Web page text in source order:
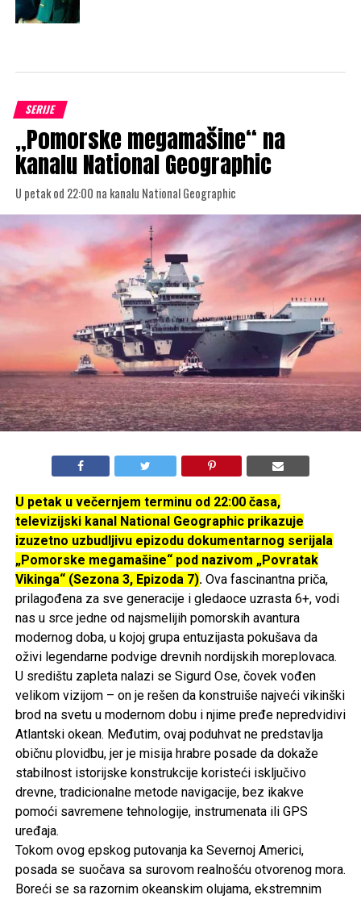
SERIJE
„Pomorske megamašine“ na
kanalu National Geographic
U petak od 22:00 na kanalu National Geographic
U petak u večernjem terminu od 22:00 časa,
televizijski kanal National Geographic prikazuje
izuzetno uzbudljivu epizodu dokumentarnog serijala
„Pomorske megamašine“ pod nazivom „Povratak
Vikinga“ (Sezona 3, Epizoda 7). Ova fascinantna priča,
prilagođena za sve generacije i gledaoce uzrasta 6+, vodi
nas u srce jedne od najsmelijih pomorskih avantura
modernog doba, u kojoj grupa entuzijasta pokušava da
oživi legendarne podvige drevnih nordijskih moreplovaca.
U središtu zapleta nalazi se Sigurd Ose, čovek vođen
velikom vizijom – on je rešen da konstruiše najveći vikinški
brod na svetu u modernom dobu i njime pređe nepredvidivi
Atlantski okean. Međutim, ovaj poduhvat ne predstavlja
običnu plovidbu, jer je misija hrabre posade da dokaže
stabilnost istorijske konstrukcije koristeći isključivo
drevne, tradicionalne metode navigacije, bez ikakve
pomoći savremene tehnologije, instrumenata ili GPS
uređaja.
Tokom ovog epskog putovanja ka Severnoj Americi,
posada se suočava sa surovom realnošću otvorenog mora.
Boreći se sa razornim okeanskim olujama, ekstremnim